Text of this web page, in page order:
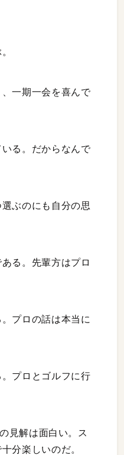
、一期一会を喜んで
る。だからなんで
ぶのにも自分の思
る。先輩方はプロ
プロの話は本当に
プロとゴルフに行
見解は面白い。ス
分楽しいのだ。